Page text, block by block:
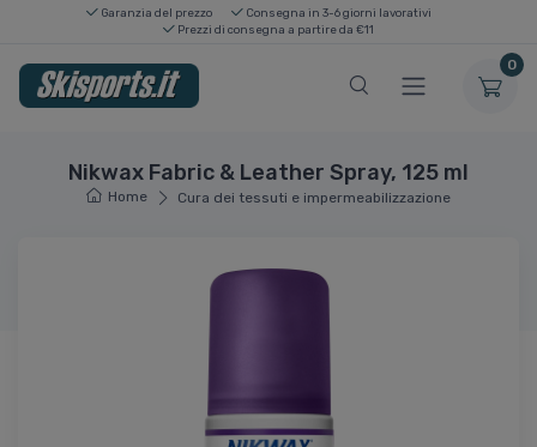
Garanzia del prezzo
Consegna in 3-6 giorni lavorativi
Prezzi di consegna a partire da €11
0
Nikwax Fabric & Leather Spray, 125 ml
Home Cura dei tessuti e impermeabilizzazione